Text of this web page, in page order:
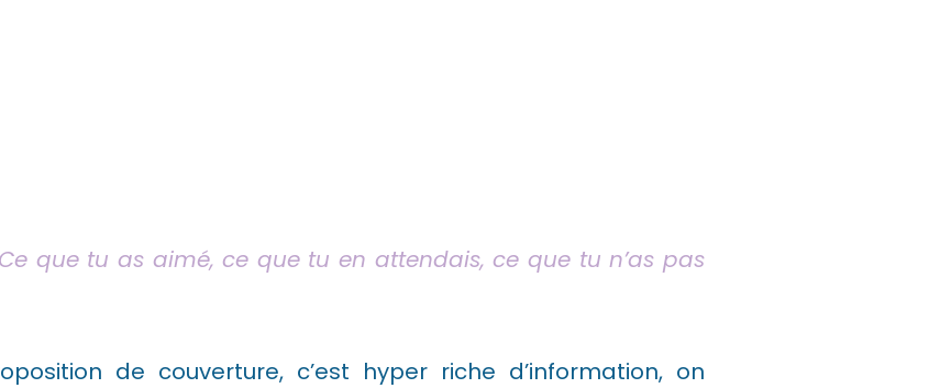
que tu as aimé, ce que tu en attendais, ce que tu n’as pas
de couverture, c’est hyper riche d’information, on